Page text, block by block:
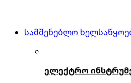
სამშენებლო
ელექტრო